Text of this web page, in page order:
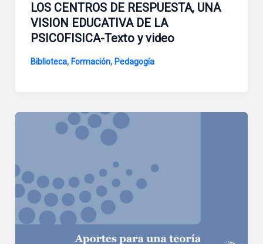
LOS CENTROS DE RESPUESTA, UNA
VISION EDUCATIVA DE LA
PSICOFISICA-Texto y video
Biblioteca, Formación, Pedagogía